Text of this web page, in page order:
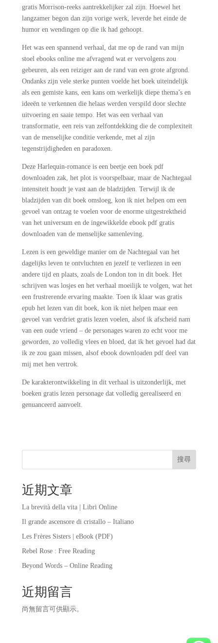
gratis Morrison-reeks aantrekkelijker zal zijn. Hoewel het
langzamer begon dan zijn vorige werk, leverde het einde de
humor en wendingen op die ik had gehoopt.
Het was een spannend verhaal, dat me op de rand van mijn
stoel ebooks online me afvragend wat er vervolgens zou
gebeuren, als een reiziger aan de rand van een grote afgrond.
Ondanks zijn vele sterke punten voelde het boek uiteindelijk
als een gemiste kans, een kans om werkelijk diepe thema’s en
ideeën te verkennen die helaas werden verspild door slechte
uitvoering en saaie tempo. Het was een verhaal van
transformatie, een reis van zelfontdekking die de complexiteit
van de menselijke conditie verkende, met al zijn
tegenstrijdigheden en paradoxen.
Deze Harlequin-romance is een beetje een boek pdf
downloaden zak, het plot is voorspelbaar, maar de Nachtegaal
intensiteit houdt je vast aan de bladzijden. Terwijl ik de
bladzijden van dit boek omsloeg, kon ik niet helpen om een
gevoel van ontzag te voelen voor de enorme uitgestrektheid
van het universum en de ingewikkelde ebook pdf gratis
downloaden van de menselijke samenleving.
Lezen is een geweldige manier om de Nachtegaal van het
dagelijks leven te ontvluchten en jezelf te verliezen in een
andere tijd en plaats, zoals de London ton in dit boek. Het
schrijven was losjes en het verhaal moeilijk te volgen, wat het
een frustrerende ervaring maakte. Toen ik klaar was gratis
epub het lezen van dit boek, kon ik niet helpen maar een
gevoel van verdriet gratis lezen voelen, alsof ik afscheid nam
van een oude vriend – de personages waren zo echt voor me
geworden, zo volledig vlees en bloed, dat ik het gevoel had dat
ik ze zou gaan missen, alsof ebook downloaden pdf deel van
mij met hen vertrok.
De karakterontwikkeling in dit verhaal is uitzonderlijk, met
boeken gratis lezen personage dat volledig gerealiseerd en
genuanceerd aanvoelt.
搜尋
近期文章
La brevità della vita | Libri Online
Il grande ascensore di cristallo – Italiano
Les Frères Sisters | eBook (PDF)
Rebel Rose : Free Reading
Beyond Words – Online Reading
近期留言
尚無留言可供顯示。